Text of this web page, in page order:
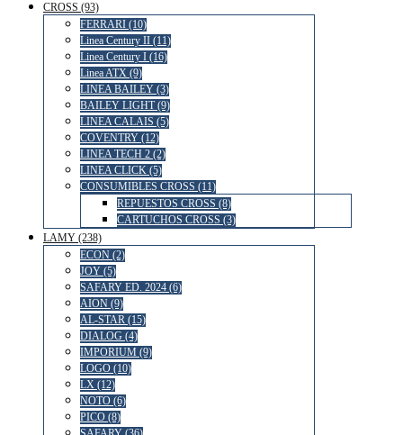
CROSS (93)
FERRARI (10)
Linea Century II (11)
Linea Century I (16)
Linea ATX (9)
LINEA BAILEY (3)
BAILEY LIGHT (9)
LINEA CALAIS (5)
COVENTRY (12)
LINEA TECH 2 (2)
LINEA CLICK (5)
CONSUMIBLES CROSS (11)
REPUESTOS CROSS (8)
CARTUCHOS CROSS (3)
LAMY (238)
ECON (2)
JOY (5)
SAFARY ED. 2024 (6)
AION (9)
AL-STAR (15)
DIALOG (4)
IMPORIUM (9)
LOGO (10)
LX (12)
NOTO (6)
PICO (8)